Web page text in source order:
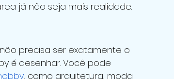
já não seja mais realidade.
precisa ser exatamente o
é desenhar. Você pode
, como arquitetura, moda